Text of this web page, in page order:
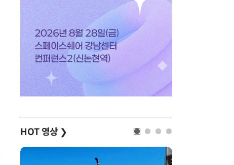
HOT 영상 ❯